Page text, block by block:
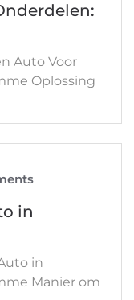
Auto Voor
Oplossing
in
in
Manier om